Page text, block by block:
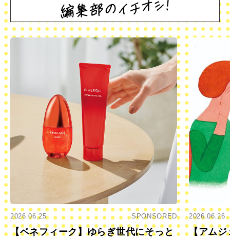
2026.06.25 SPONSORED
【ベネフィーク】ゆらぎ世代にそっと
2026.06.26
【アムジ